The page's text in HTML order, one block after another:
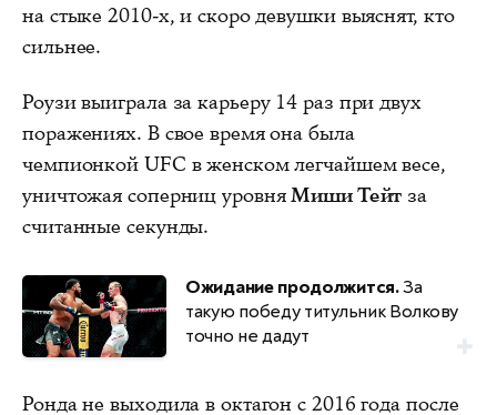
на стыке 2010-х, и скоро девушки выяснят, кто
сильнее.
Роузи выиграла за карьеру 14 раз при двух
поражениях. В свое время она была
чемпионкой UFC в женском легчайшем весе,
уничтожая соперниц уровняМиши Тейтза
считанные секунды.
Ожидание продолжится.За
такую победу титульник Волкову
точно не дадут
Ронда не выходила в октагон с 2016 года после